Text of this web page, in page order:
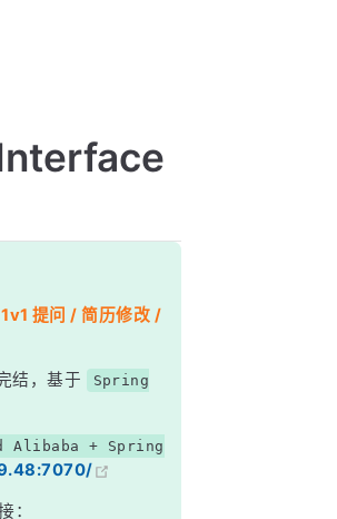
提问 / 简历修改 /
结，基于
Spring
Alibaba + Spring
：